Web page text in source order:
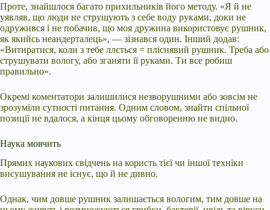
Проте, знайшлося багато прихильників його методу. «Я й не
уявляв, що люди не струшують з себе воду руками, доки не
одружився і не побачив, що моя дружина використовує рушник,
як якийсь неандерталець», — зізнався один. Інший додав:
«Витиратися, коли з тебе ллється = пліснявий рушник. Треба або
струшувати вологу, або зганяти її руками. Ти все робиш
правильно».
Окремі коментатори залишилися незворушними або зовсім не
зрозуміли сутності питання. Одним словом, знайти спільної
позиції не вдалося, а кінця цьому обговоренню не видно.
Наука мовчить
Прямих наукових свідчень на користь тієї чи іншої техніки
висушування не існує, що й не дивно.
Однак, чим довше рушник залишається вологим, тим довше на